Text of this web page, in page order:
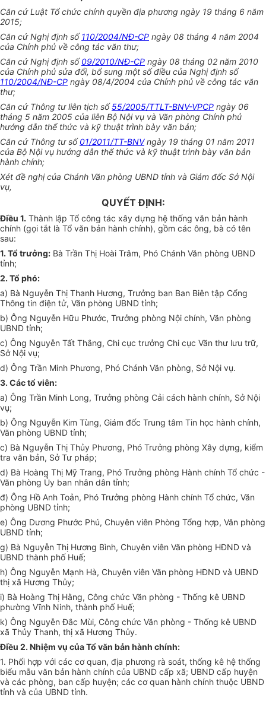
Căn cứ Luật Tổ chức chính quyền địa phương ngày 19 tháng 6 năm
2015;
Căn cứ Nghị định số110/2004/NĐ-CP ngày 08 tháng 4 năm 2004
của Chính phủ về công tác văn thư;
Căn cứ Nghị định số09/2010/NĐ-CP ngày 08 tháng 02 năm 2010
của Chính phủ sửa đổi, bổ sung một số điều của Nghị định số
110/2004/NĐ-CP ngày 08/4/2004 của Chính phủ về công tác văn
thư;
Căn cứ Thông tư liên tịch số55/2005/TTLT-BNV-VPCP ngày 06
tháng 5 năm 2005 của liên Bộ Nội vụ và Văn phòng Chính phủ
hướng dẫn thể thức và kỹ thuật trình bày văn bản;
Căn cứ Thông tư số01/2011/TT-BNVngày 19 tháng 01 năm 2011
của Bộ Nội vụ hướng dẫn thể thức và kỹ thuật trình bày văn bản
hành chính;
Xét đề nghị của Chánh Văn phòng UBND tỉnh và Giám đốc Sở Nội
vụ,
QUYẾT ĐỊNH:
Điều 1. Thành lập Tổ công tác xây dựng hệ thống văn bản hành
chính (gọi tắt là Tổ văn bản hành chính), gồm các ông, bà có tên
sau:
1. Tổ trưởng: Bà Trần Thị Hoài Trâm, Phó Chánh Văn phòng UBND
tỉnh;
2. Tổ phó:
a) Bà Nguyễn Thị Thanh Hương, Trưởng ban Ban Biên tập Cổng
Thông tin điện tử, Văn phòng UBND tỉnh;
b) Ông Nguyễn Hữu Phước, Trưởng phòng Nội chính, Văn phòng
UBND tỉnh;
c) Ông Nguyễn Tất Thắng, Chi cục trưởng Chi cục Văn thư lưu trữ,
Sở Nội vụ;
d) Ông Trần Minh Phương, Phó Chánh Văn phòng, Sở Nội vụ.
3. Các tổ viên:
a) Ông Trần Minh Long, Trưởng phòng Cải cách hành chính, Sở Nội
vụ;
b) Ông Nguyễn Kim Tùng, Giám đốc Trung tâm Tin học hành chính,
Văn phòng UBND tỉnh;
c) Bà Nguyễn Thị Thủy Phương, Phó Trưởng phòng Xây dựng, kiểm
tra văn bản, Sở Tư pháp;
d) Bà Hoàng Thị Mỹ Trang, Phó Trưởng phòng Hành chính Tổ chức -
Văn phòng Ủy ban nhân dân tỉnh;
đ) Ông Hồ Anh Toản, Phó Trưởng phòng Hành chính Tổ chức, Văn
phòng UBND tỉnh;
e) Ông Dương Phước Phú, Chuyên viên Phòng Tổng hợp, Văn phòng
UBND tỉnh;
g) Bà Nguyễn Thị Hương Bình, Chuyên viên Văn phòng HĐND và
UBND thành phố Huế;
h) Ông Nguyễn Mạnh Hà, Chuyên viên Văn phòng HĐND và UBND
thị xã Hương Thủy;
i) Bà Hoàng Thị Hằng, Công chức Văn phòng - Thống kê UBND
phường Vĩnh Ninh, thành phố Huế;
k) Ông Nguyễn Đắc Mùi, Công chức Văn phòng - Thống kê UBND
xã Thủy Thanh, thị xã Hương Thủy.
Điều 2. Nhiệm vụ của Tổ văn bản hành chính:
1. Phối hợp với các cơ quan, địa phương rà soát, thống kê hệ thống
biểu mẫu văn bản hành chính của UBND cấp xã; UBND cấp huyện
và các phòng, ban cấp huyện; các cơ quan hành chính thuộc UBND
tỉnh và của UBND tỉnh.